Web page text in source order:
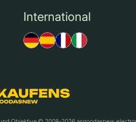
International